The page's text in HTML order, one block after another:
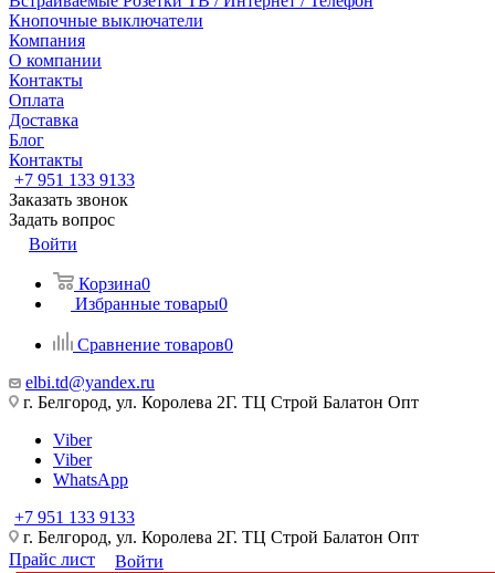
Кнопочные выключатели
Компания
О компании
Контакты
Оплата
Доставка
Блог
Контакты
+7 951 133 9133
Заказать звонок
Задать вопрос
Войти
Корзина0
Избранные товары0
Сравнение товаров0
elbi.td@yandex.ru
г. Белгород, ул. Королева 2Г. ТЦ Строй Балатон Опт
Viber
Viber
WhatsApp
+7 951 133 9133
г. Белгород, ул. Королева 2Г. ТЦ Строй Балатон Опт
Прайс лист
Войти